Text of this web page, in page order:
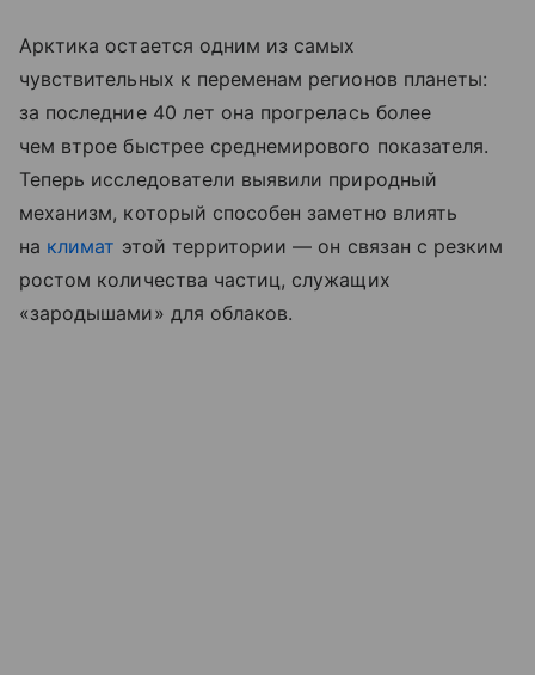
Арктика остается одним из самых
чувствительных к переменам регионов планеты:
за последние 40 лет она прогрелась более
чем втрое быстрее среднемирового показателя.
Теперь исследователи выявили природный
механизм, который способен заметно влиять
на климат этой территории — он связан с резким
ростом количества частиц, служащих
«зародышами» для облаков.